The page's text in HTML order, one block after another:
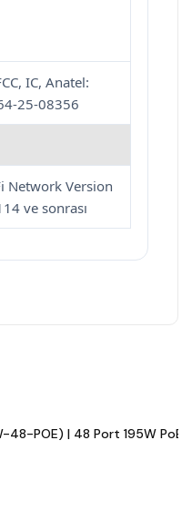
IC, Anatel:
25-08356
Network Version
ve sonrası
48-POE) | 48 Port 195W